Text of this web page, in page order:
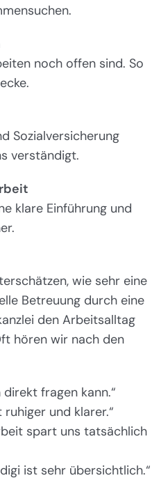
noch offen sind. So
Sozialversicherung
verständigt.
klare Einführung und
wie sehr eine
Betreuung durch eine
den Arbeitsalltag
hören wir nach den
fragen kann.“
und klarer.“
spart uns tatsächlich
ist sehr übersichtlich.“